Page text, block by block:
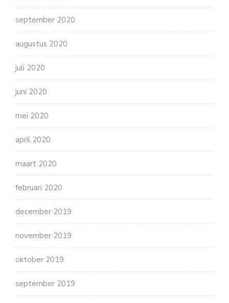
september 2020
augustus 2020
juli 2020
juni 2020
mei 2020
april 2020
maart 2020
februari 2020
december 2019
november 2019
oktober 2019
september 2019